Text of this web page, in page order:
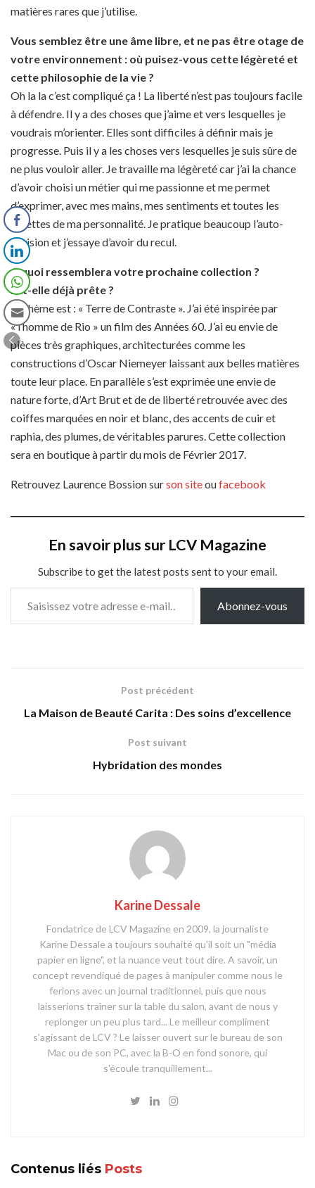
matières rares que j’utilise.
Vous semblez être une âme libre, et ne pas être otage de
votre environnement : où puisez-vous cette légèreté et
cette philosophie de la vie ?
Oh la la c’est compliqué ça ! La liberté n’est pas toujours facile
à défendre. Il y a des choses que j’aime et vers lesquelles je
voudrais m’orienter. Elles sont difficiles à définir mais je
progresse. Puis il y a les choses vers lesquelles je suis sûre de
ne plus vouloir aller. Je travaille ma légèreté car j’ai la chance
d’avoir choisi un métier qui me passionne et me permet
d’exprimer, avec mes mains, mes sentiments et toutes les
facettes de ma personnalité. Je pratique beaucoup l’auto-
dérision et j’essaye d’avoir du recul.
A quoi ressemblera votre prochaine collection ?
Est-elle déjà prête ?
Le thème est : « Terre de Contraste ». J’ai été inspirée par
« l’homme de Rio » un film des Années 60. J’ai eu envie de
pièces très graphiques, architecturées comme les
constructions d’Oscar Niemeyer laissant aux belles matières
toute leur place. En parallèle s’est exprimée une envie de
nature forte, d’Art Brut et de de liberté retrouvée avec des
coiffes marquées en noir et blanc, des accents de cuir et
raphia, des plumes, de véritables parures. Cette collection
sera en boutique à partir du mois de Février 2017.
Retrouvez Laurence Bossion surson siteoufacebook
En savoir plus sur LCV Magazine
Subscribe to get the latest posts sent to your email.
Saisissez votre adresse e-mail…
Abonnez-vous
Post précédent
La Maison de Beauté Carita : Des soins d’excellence
Post suivant
Hybridation des mondes
Karine Dessale
Fondatrice de LCV Magazine en 2009, la journaliste
Karine Dessale a toujours souhaité qu'il soit un "média
papier en ligne", et la nuance veut tout dire. A savoir, un
concept revendiqué de pages à manipuler comme nous le
ferions avec un journal traditionnel, puis que nous
laisserions traîner sur la table du salon, avant de nous y
replonger un peu plus tard... Le meilleur compliment
s'agissant de LCV ? Le laisser ouvert sur le bureau de son
Mac ou de son PC, avec la B-O en fond sonore, qui
s'écoule tranquillement...
Contenus liés Posts